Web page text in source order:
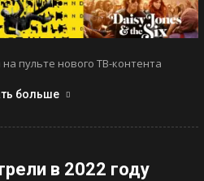
пульте нового ТВ-контента
больше
в 2022 году